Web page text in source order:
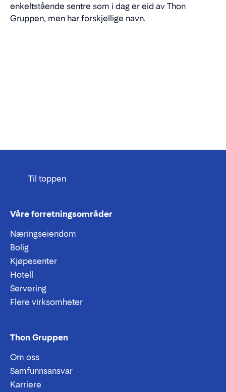
enkeltstående sentre som i dag er eid av Thon
Gruppen, men har forskjellige navn.
Til toppen
Våre forretningsområder
Næringseiendom
Bolig
Kjøpesenter
Hotell
Servering
Flere virksomheter
Thon Gruppen
Om oss
Samfunnsansvar
Karriere